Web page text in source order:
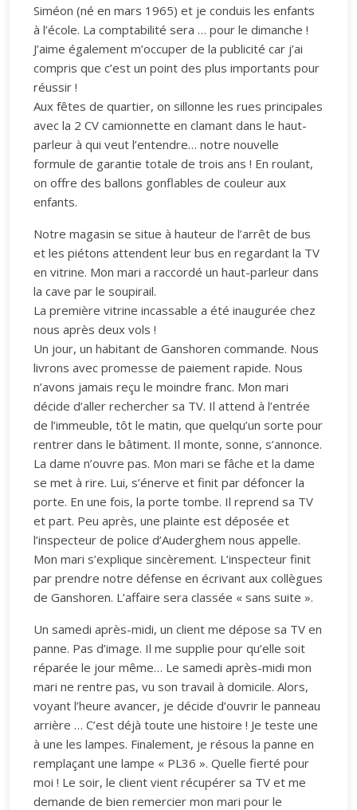
Siméon (né en mars 1965) et je conduis les enfants
à l’école. La comptabilité sera … pour le dimanche !
J’aime également m’occuper de la publicité car j’ai
compris que c’est un point des plus importants pour
réussir !
Aux fêtes de quartier, on sillonne les rues principales
avec la 2 CV camionnette en clamant dans le haut-
parleur à qui veut l’entendre… notre nouvelle
formule de garantie totale de trois ans ! En roulant,
on offre des ballons gonflables de couleur aux
enfants.
Notre magasin se situe à hauteur de l’arrêt de bus
et les piétons attendent leur bus en regardant la TV
en vitrine. Mon mari a raccordé un haut-parleur dans
la cave par le soupirail.
La première vitrine incassable a été inaugurée chez
nous après deux vols !
Un jour, un habitant de Ganshoren commande. Nous
livrons avec promesse de paiement rapide. Nous
n’avons jamais reçu le moindre franc. Mon mari
décide d’aller rechercher sa TV. Il attend à l’entrée
de l’immeuble, tôt le matin, que quelqu’un sorte pour
rentrer dans le bâtiment. Il monte, sonne, s’annonce.
La dame n’ouvre pas. Mon mari se fâche et la dame
se met à rire. Lui, s’énerve et finit par défoncer la
porte. En une fois, la porte tombe. Il reprend sa TV
et part. Peu après, une plainte est déposée et
l’inspecteur de police d’Auderghem nous appelle.
Mon mari s’explique sincèrement. L’inspecteur finit
par prendre notre défense en écrivant aux collègues
de Ganshoren. L’affaire sera classée « sans suite ».
Un samedi après-midi, un client me dépose sa TV en
panne. Pas d’image. Il me supplie pour qu’elle soit
réparée le jour même… Le samedi après-midi mon
mari ne rentre pas, vu son travail à domicile. Alors,
voyant l’heure avancer, je décide d’ouvrir le panneau
arrière … C’est déjà toute une histoire ! Je teste une
à une les lampes. Finalement, je résous la panne en
remplaçant une lampe « PL36 ». Quelle fierté pour
moi ! Le soir, le client vient récupérer sa TV et me
demande de bien remercier mon mari pour le